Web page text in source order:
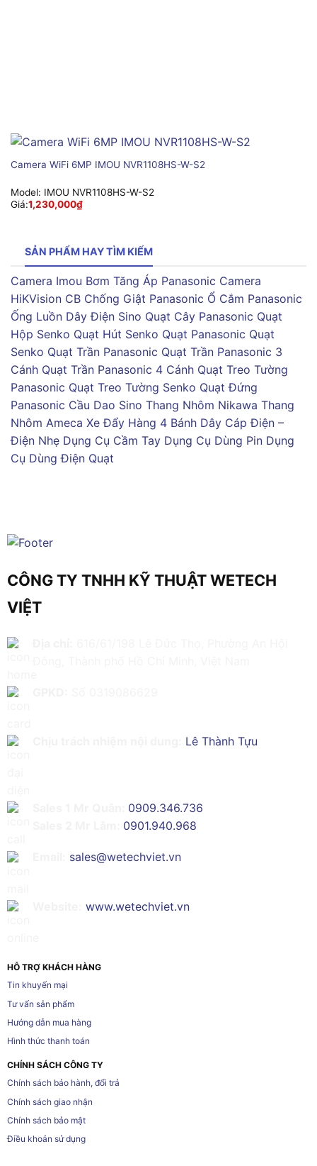
Camera WiFi 6MP IMOU NVR1108HS-W-S2
Model: IMOU NVR1108HS-W-S2
Giá:1,230,000₫
SẢN PHẨM HAY TÌM KIẾM
Camera Imou Bơm Tăng Áp Panasonic Camera
HiKVision CB Chống Giật Panasonic Ổ Cắm Panasonic
Ống Luồn Dây Điện Sino Quạt Cây Panasonic Quạt
Hộp Senko Quạt Hút Senko Quạt Panasonic Quạt
Senko Quạt Trần Panasonic Quạt Trần Panasonic 3
Cánh Quạt Trần Panasonic 4 Cánh Quạt Treo Tường
Panasonic Quạt Treo Tường Senko Quạt Đứng
Panasonic Cầu Dao Sino Thang Nhôm Nikawa Thang
Nhôm Ameca Xe Đẩy Hàng 4 Bánh Dây Cáp Điện –
Điện Nhẹ Dụng Cụ Cầm Tay Dụng Cụ Dùng Pin Dụng
Cụ Dùng Điện Quạt
CÔNG TY TNHH KỸ THUẬT WETECH
VIỆT
Lê Thành Tựu
0909.346.736
0901.940.968
sales@wetechviet.vn
www.wetechviet.vn
HỖ TRỢ KHÁCH HÀNG
Tin khuyến mại
Tư vấn sản phẩm
Hướng dẫn mua hàng
Hình thức thanh toán
CHÍNH SÁCH CÔNG TY
Chính sách bảo hành, đổi trả
Chính sách giao nhận
Chính sách bảo mật
Điều khoản sử dụng